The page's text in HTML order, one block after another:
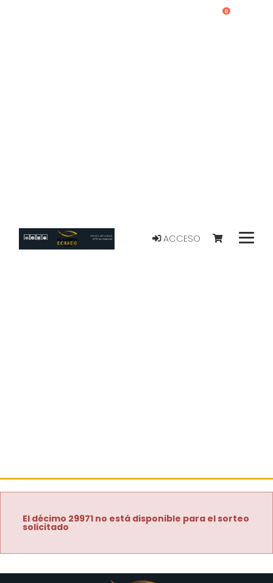
ACCESO
0
El décimo 29971 no está disponible para el sorteo
solicitado